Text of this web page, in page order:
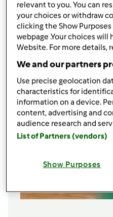
2piersi z kurczaka,z
1/2cebuli
1ząbek czosnku
Lista
relevant to you. You can
your choices or withdraw
clicking the Show
webpage .Your choices
Website. For more details,
We and our partners
Use precise geolocation
characteristics for
information on a device.
content, advertising and
audience research and
List of Partners (vendors)
Show Purposes